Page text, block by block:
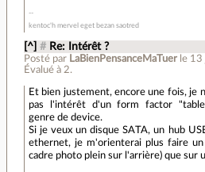
kentoc'h mervel eget bezan saotred
[^] # Re: Intérêt ?
Posté par LaBienPensanceMaTuer le
Évalué à 2.
Et bien justement, encore une fois, je
pas l'intérêt d'un form factor
genre de device.
Si je veux un disque SATA, un hub
ethernet, je m'orienterai plus faire
cadre photo plein sur l'arrière) que sur